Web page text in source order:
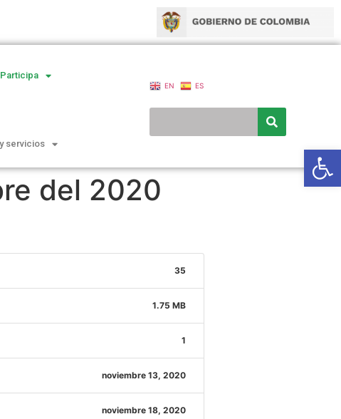
Participa
servicios
EN ES
del 2020
35
1.75 MB
1
noviembre 13, 2020
noviembre 18, 2020